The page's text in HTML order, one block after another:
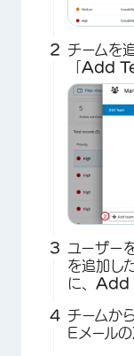
チームを
Add
ユーザー
を追加し
に、 Add
チームか
Eメール